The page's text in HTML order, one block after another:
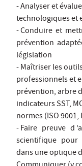
- Analyser et
technologiques et
- Conduire et
prévention
législation
- Maîtriser les
professionnels et
prévention, arbre
indicateurs SST,
normes (ISO 9001,
- Faire preuve d
scientifique
dans une optique